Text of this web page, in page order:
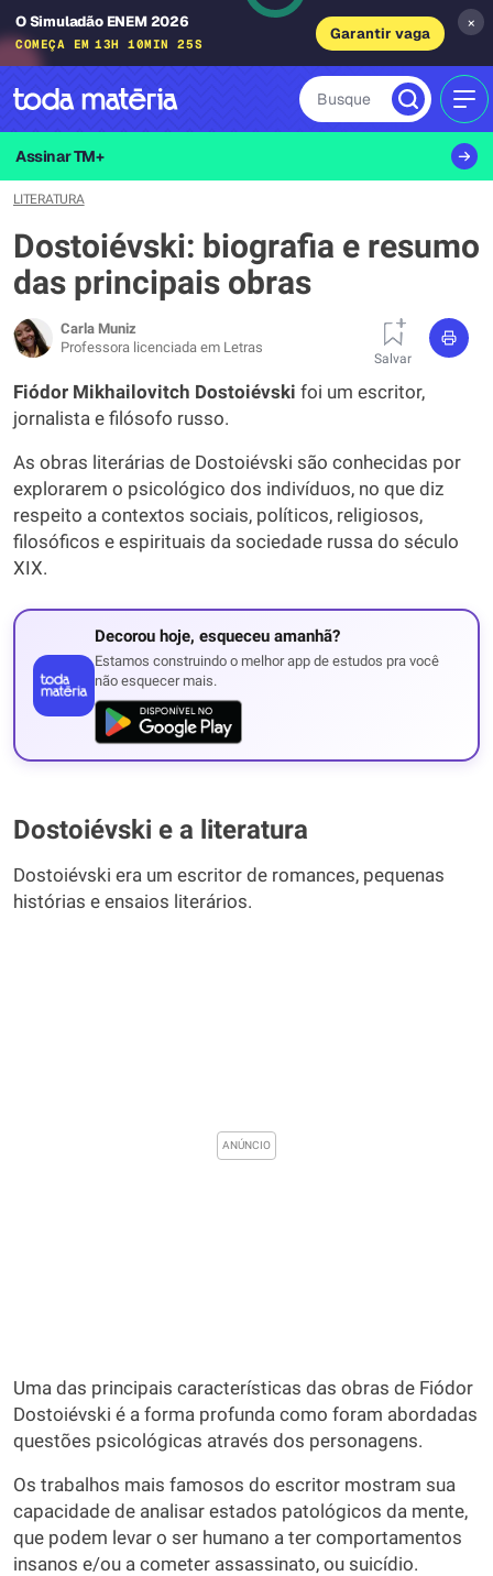
O Simuladão ENEM 2026
COMEÇA EM 13H 10MIN 24S
Garantir vaga
×
Busque
Assinar TM+
LITERATURA
Dostoiévski: biografia e resumo
das principais obras
Carla Muniz
Professora licenciada em Letras
Salvar
Fiódor Mikhailovitch Dostoiévski foi um escritor,
jornalista e filósofo russo.
As obras literárias de Dostoiévski são conhecidas por
explorarem o psicológico dos indivíduos, no que diz
respeito a contextos sociais, políticos, religiosos,
filosóficos e espirituais da sociedade russa do século
XIX.
Decorou hoje, esqueceu amanhã?
Estamos construindo o melhor app de estudos pra você
não esquecer mais.
Dostoiévski e a literatura
Dostoiévski era um escritor de romances, pequenas
histórias e ensaios literários.
Uma das principais características das obras de Fiódor
Dostoiévski é a forma profunda como foram abordadas
questões psicológicas através dos personagens.
Os trabalhos mais famosos do escritor mostram sua
capacidade de analisar estados patológicos da mente,
que podem levar o ser humano a ter comportamentos
insanos e/ou a cometer assassinato, ou suicídio.